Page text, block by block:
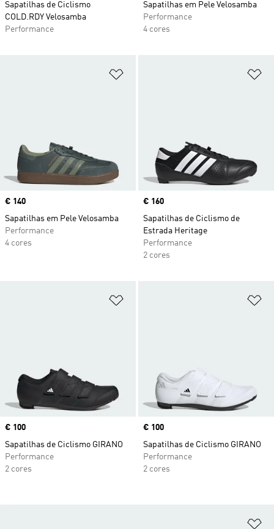
Sapatilhas de Ciclismo
COLD.RDY Velosamba
Performance
Sapatilhas em Pele Velosamba
Performance
4 cores
Price
€ 140
Sapatilhas em Pele Velosamba
Performance
4 cores
Price
€ 160
Sapatilhas de Ciclismo de
Estrada Heritage
Performance
2 cores
Price
€ 100
Sapatilhas de Ciclismo GIRANO
Performance
2 cores
Price
€ 100
Sapatilhas de Ciclismo GIRANO
Performance
2 cores